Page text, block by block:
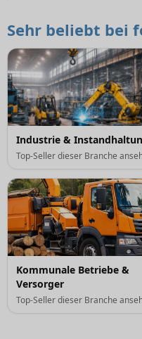
Sehr beliebt bei
Industrie &
Top-Seller dieser Branche
Kommunale Betriebe &
Versorger
Top-Seller dieser Branche